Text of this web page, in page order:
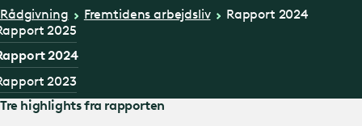
Rådgivning
Fremtidens arbejdsliv
Rapport 2024
2025
2024
2023
Tre highlights fra rapporten